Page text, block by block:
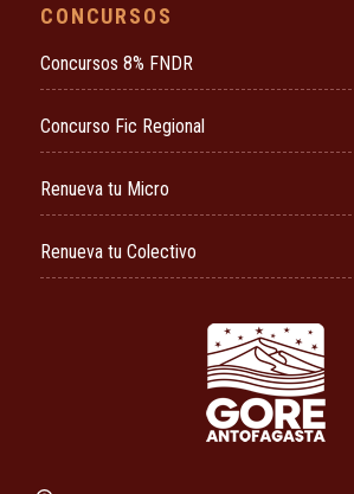
CONCURSOS
Concursos 8% FNDR
Concurso Fic Regional
Renueva tu Micro
Renueva tu Colectivo